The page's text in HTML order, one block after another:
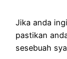
Jika anda
pastikan
sesebuah